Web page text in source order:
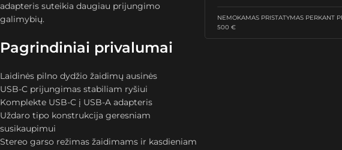
adapteris suteikia daugiau prijungimo
galimybių.
Pagrindiniai privalumai
Laidinės pilno dydžio žaidimų ausinės
USB-C prijungimas stabiliam ryšiui
Komplekte USB-C į USB-A adapteris
Uždaro tipo konstrukcija geresniam
susikaupimui
Stereo garso režimas žaidimams ir kasdieniam
NEMOKAMAS PRISTATYMAS PERKANT
500 €